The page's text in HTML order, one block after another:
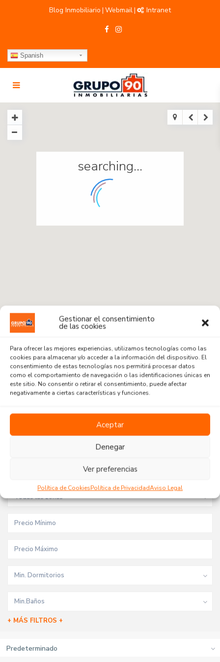
Gestionar el consentimiento
de las cookies
Para ofrecer las mejores experiencias, utilizamos tecnologías como las
cookies para almacenar y/o acceder a la información del dispositivo. El
consentimiento de estas tecnologías nos permitirá procesar datos
como el comportamiento de navegación o las identificaciones únicas en
este sitio. No consentir o retirar el consentimiento, puede afectar
negativamente a ciertas características y funciones.
Aceptar
Denegar
Ver preferencias
Política de CookiesPolítica de PrivacidadAviso Legal
Blog Inmobiliario | Webmail| Intranet
Spanish
searching...
Radius:1 km
Todas las zonas
Min. Dormitorios
Min.Baños
+ MÁS FILTROS +
Predeterminado